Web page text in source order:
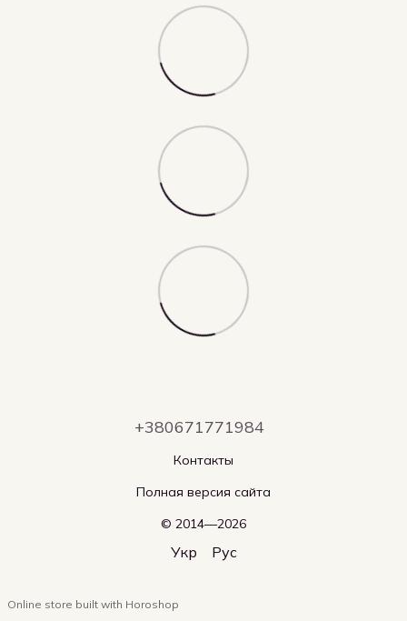
+380671771984
Контакты
Полная версия сайта
© 2014—2026
Укр Рус
Online store built with Horoshop